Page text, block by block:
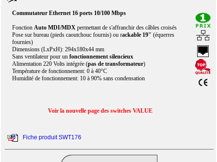
Commutateur Ethernet 16 ports 10/100 Mbps
FonctionAuto MDI/MDX permettant de s'affranchir des câbles croisés
Pose sur bureau (pieds caoutchouc fournis) ou rackable 19" (équerres
fournies)
Dimensions (LxPxH): 294x180x44 mm
Sans ventilateur pour unfonctionnement silencieux
Alimentation 220 Volts intégrée (pas de transformateur)
Température de fonctionnement: 0 à 40°C
Humidité de fonctionnement: 10 à 90% sans condensation
Voir la nouvelle page des switches VALUE
Fiche produit SWT176